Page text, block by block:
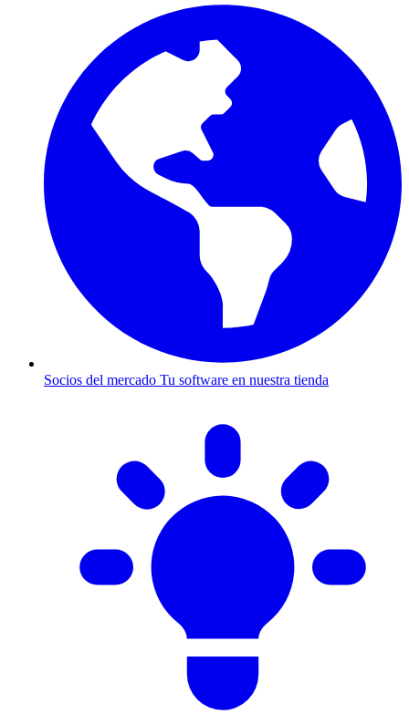
Socios del mercado Tu software en nuestra tienda